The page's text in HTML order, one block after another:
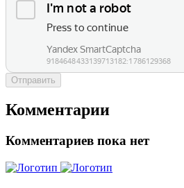
Отправить
Комментарии
Комментариев пока нет